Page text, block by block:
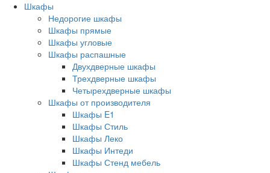
Шкафы
Недорогие шкафы
Шкафы прямые
Шкафы угловые
Шкафы распашные
Двухдверные шкафы
Трехдверные шкафы
Четырехдверные шкафы
Шкафы от производителя
Шкафы E1
Шкафы Стиль
Шкафы Леко
Шкафы Интеди
Шкафы Стенд мебель